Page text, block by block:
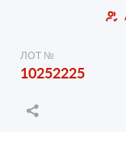
ЛОТ №
10252225